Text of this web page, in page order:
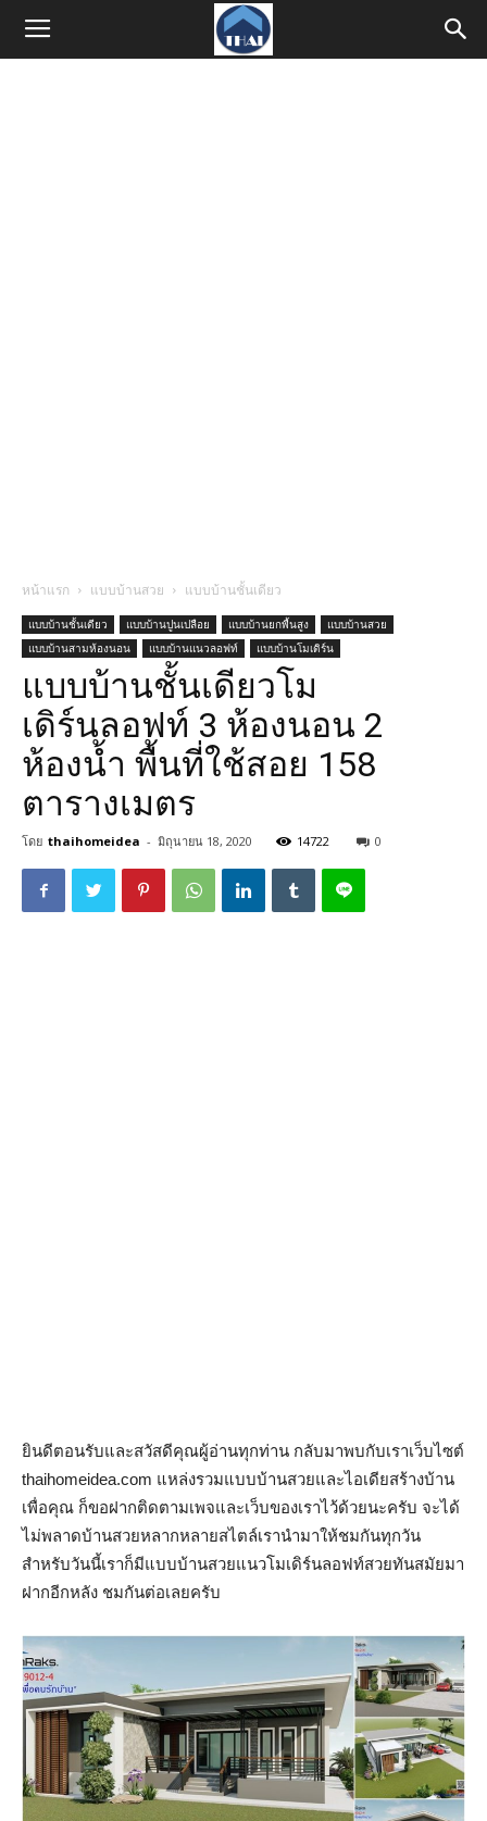
หน้าแรก แบบบ้านสวย แบบบ้านชั้นเดียว
แบบบ้านชั้นเดียว แบบบ้านปูนเปลือย แบบบ้านยกพื้นสูง
แบบบ้านสวย
แบบบ้านสามห้องนอน
แบบบ้านแนวลอฟท์ แบบบ้านโมเดิร์น
แบบบ้านชั้นเดียวโม
เดิร์นลอฟท์ 3 ห้องนอน 2
ห้องน้ำ พื้นที่ใช้สอย 158
ตารางเมตร
โดย thaihomeidea - มิถุนายน 18, 2020 14722 0
ยินดีตอนรับและสวัสดีคุณผู้อ่านทุกท่าน กลับมาพบกับเราเว็บไซต์
thaihomeidea.com แหล่งรวมแบบบ้านสวยและไอเดียสร้างบ้าน
เพื่อคุณ ก็ขอฝากติดตามเพจและเว็บของเราไว้ด้วยนะครับ จะได้
ไม่พลาดบ้านสวยหลากหลายสไตล์เรานำมาให้ชมกันทุกวัน
สำหรับวันนี้เราก็มีแบบบ้านสวยแนวโมเดิร์นลอฟท์สวยทันสมัยมา
ฝากอีกหลัง ชมกันต่อเลยครับ